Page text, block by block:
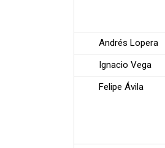
Andrés Lopera
Ignacio Vega
Felipe Ávila